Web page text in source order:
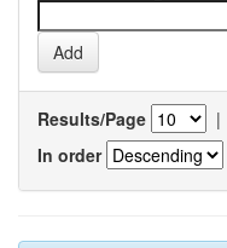
Results/Page |
In order